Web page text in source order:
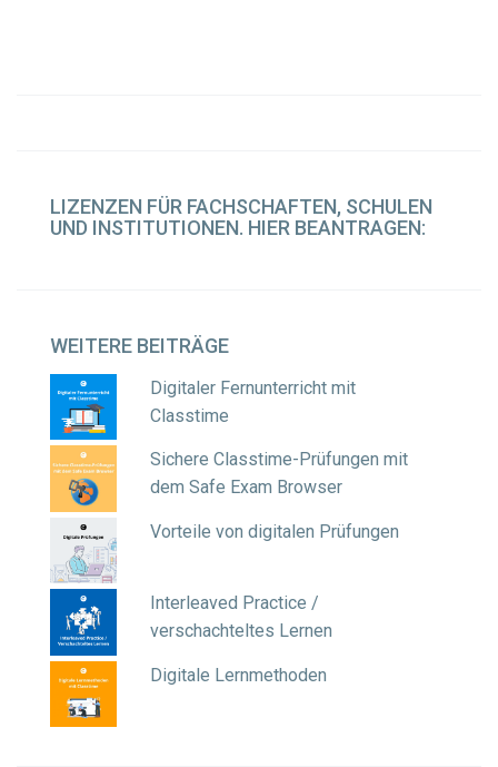
LIZENZEN FÜR FACHSCHAFTEN, SCHULEN
UND INSTITUTIONEN. HIER BEANTRAGEN:
WEITERE BEITRÄGE
Digitaler Fernunterricht mit
Classtime
Sichere Classtime-Prüfungen mit
dem Safe Exam Browser
Vorteile von digitalen Prüfungen
Interleaved Practice /
verschachteltes Lernen
Digitale Lernmethoden